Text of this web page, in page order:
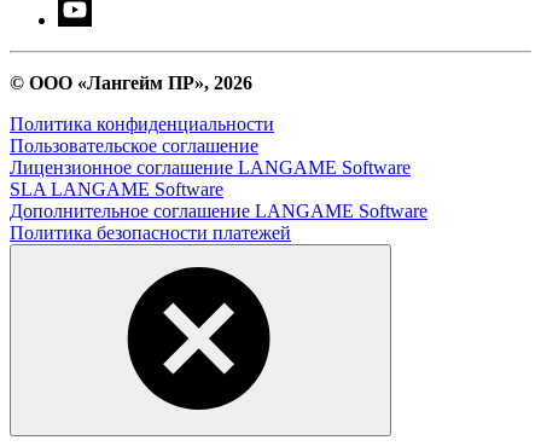
© ООО «Лангейм ПР», 2026
Политика конфиденциальности
Пользовательское соглашение
Лицензионное соглашение LANGAME Software
SLA LANGAME Software
Дополнительное соглашение LANGAME Software
Политика безопасности платежей